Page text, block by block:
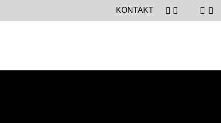
KONTAKT